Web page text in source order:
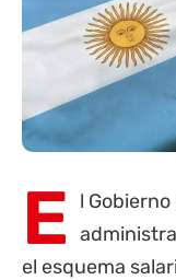
E
l
el esquema